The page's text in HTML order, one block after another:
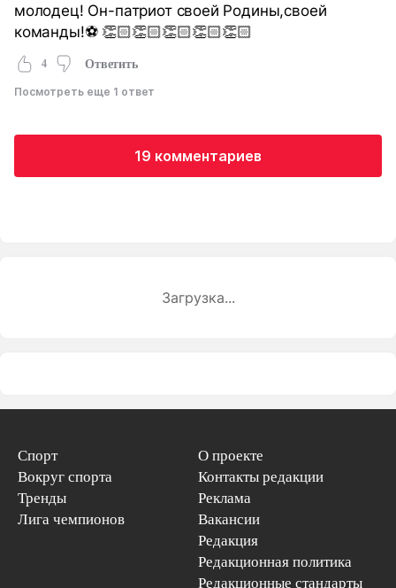
молодец! Он-патриот своей Родины,своей
команды!⚽️ 👏🏻👏🏻👏🏻👏🏻👏🏻
4 Ответить
Посмотреть еще 1 ответ
19 комментариев
Загрузка...
Спорт
Вокруг спорта
Тренды
Лига чемпионов
О проекте
Контакты редакции
Реклама
Вакансии
Редакция
Редакционная политика
Редакционные стандарты